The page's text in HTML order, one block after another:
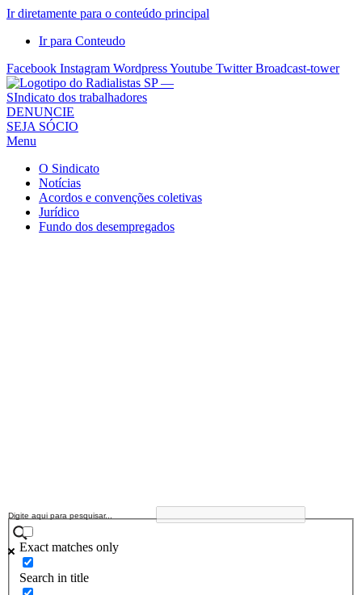
Ir diretamente para o conteúdo principal
Ir para Conteudo
Facebook Instagram WordpressYoutube Twitter Broadcast-tower
Sindicato
dos
Radialistas
São
Paulo
Sindicato
DENUNCIE
SEJA SÓCIO
Menu
O Sindicato
Notícias
Acordos e convenções coletivas
Jurídico
Fundo dos desempregados
Exact matches only
Search in title